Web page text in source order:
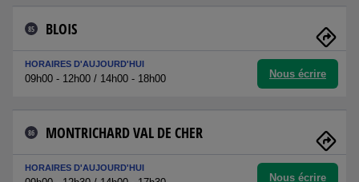
85 BLOIS
HORAIRES D'AUJOURD'HUI
09h00 - 12h00 / 14h00 - 18h00 Nous écrire
86 MONTRICHARD VAL DE CHER
HORAIRES D'AUJOURD'HUI
Nous écrire